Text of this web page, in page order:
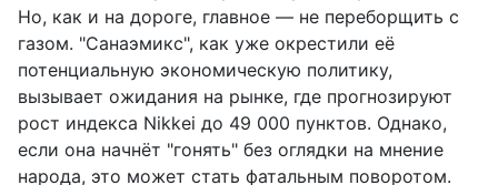
Но, как и на дороге, главное — не переборщить с
газом. "Санаэмикс", как уже окрестили её
потенциальную экономическую политику,
вызывает ожидания на рынке, где прогнозируют
рост индекса Nikkei до 49 000 пунктов. Однако,
если она начнёт "гонять" без оглядки на мнение
народа, это может стать фатальным поворотом.